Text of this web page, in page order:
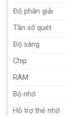
Độ phân giải
Tần số quét
Độ sáng
Chip
RAM
Bộ nhớ
Hỗ trợ thẻ nhớ